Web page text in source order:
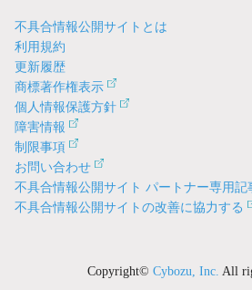
不具合情報公開サイトとは
利用規約
更新履歴
商標著作権表示
個人情報保護方針
障害情報
制限事項
お問い合わせ
不具合情報公開サイト パートナー専用記
不具合情報公開サイトの改善に協力する
Copyright© Cybozu, Inc. All